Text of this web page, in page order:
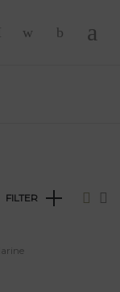
FILTER